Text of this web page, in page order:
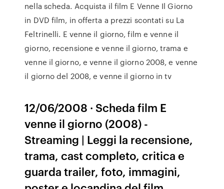
nella scheda. Acquista il film E Venne Il Giorno
in DVD film, in offerta a prezzi scontati su La
Feltrinelli. E venne il giorno, film e venne il
giorno, recensione e venne il giorno, trama e
venne il giorno, e venne il giorno 2008, e venne
il giorno del 2008, e venne il giorno in tv
12/06/2008 · Scheda film E
venne il giorno (2008) -
Streaming | Leggi la recensione,
trama, cast completo, critica e
guarda trailer, foto, immagini,